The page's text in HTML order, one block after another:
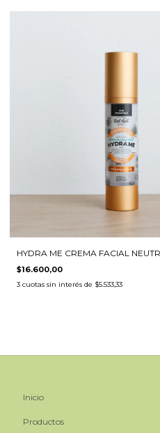
HYDRA ME CREMA FACIAL
$16.600,00
3 cuotas sin interés de $5.533,33
Inicio
Productos